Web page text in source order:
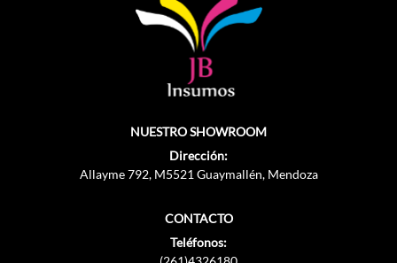
NUESTRO SHOWROOM
Dirección:
Allayme 792, M5521 Guaymallén, Mendoza
CONTACTO
Teléfonos: